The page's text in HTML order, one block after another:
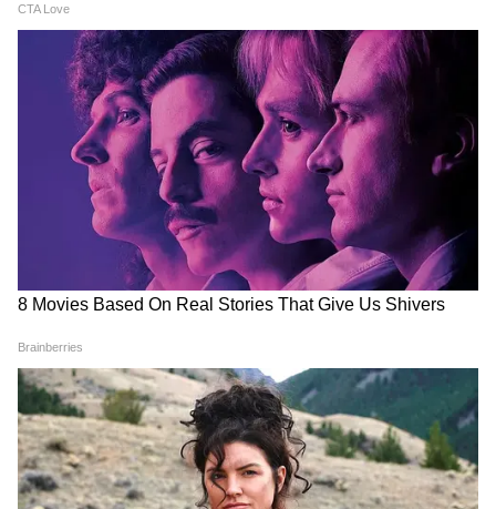
आंखों के अंदर लगाती हैं काजल?
डॉक्टर ने बताया कैसे बढ़ सकता है
स्टाई और कैलाजियन का खतरा
'100% नैचुरल' दावा पड़ा भारी',
FSSAI का Dabur पर बड़ा एक्शन-
कई प्रोडक्ट्स की बिक्री पर लगाया
बैन
LATEST VIDEOS
Modi in IIT Delhi: PM ने सुनाई जिंदगी की
प्रेक्टिकल बातें, तालियों से गूंज उठा हॉल
Modi in IIT Delhi: देश के युवाओं को PM